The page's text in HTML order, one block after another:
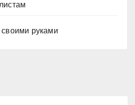
руками